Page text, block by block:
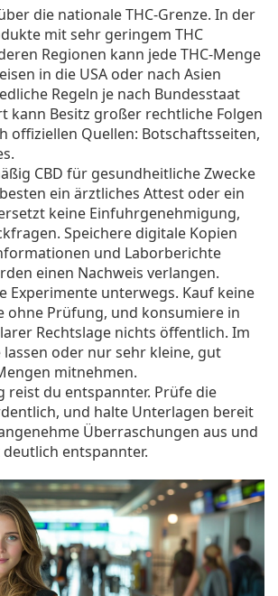
die nationale THC-Grenze. In der
mit sehr geringem THC
Regionen kann jede THC-Menge
in die USA oder nach Asien
Regeln je nach Bundesstaat
kann Besitz großer rechtliche Folgen
offiziellen Quellen: Botschaftsseiten,
CBD für gesundheitliche Zwecke
ein ärztliches Attest oder ein
keine Einfuhrgenehmigung,
Speichere digitale Kopien
und Laborberichte
einen Nachweis verlangen.
Experimente unterwegs. Kauf keine
ohne Prüfung, und konsumiere in
Rechtslage nichts öffentlich. Im
lassen oder nur sehr kleine, gut
mitnehmen.
reist du entspannter. Prüfe die
und halte Unterlagen bereit
Überraschungen aus und
entspannter.